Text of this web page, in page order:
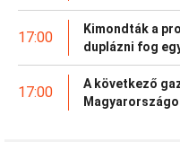
17:00
Kimondták a
duplázni fog
17:00
A következő